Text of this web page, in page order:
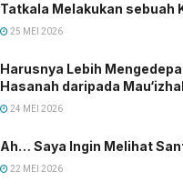
Tatkala Melakukan sebuah
25 MEI 2026
Harusnya Lebih
Hasanah daripada
24 MEI 2026
Ah… Saya Ingin Melihat
22 MEI 2026